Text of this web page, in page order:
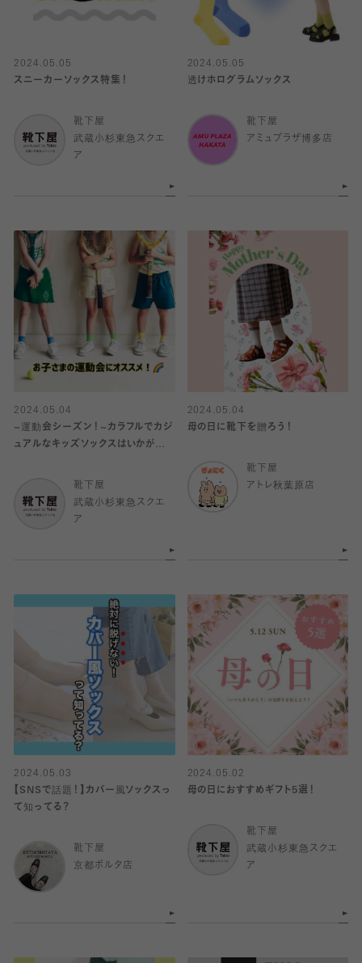
2024.05.05
スニーカーソックス特集！
靴下屋
武蔵小杉東急スクエ
ア
2024.05.05
透けホログラムソックス
靴下屋
アミュプラザ博多店
2024.05.04
~運動会シーズン！~カラフルでカジ
ュアルなキッズソックスはいかがでし
靴下屋
武蔵小杉東急スクエ
ア
2024.05.04
母の日に靴下を贈ろう！
靴下屋
アトレ秋葉原店
2024.05.03
【SNSで話題！】カバー風ソックスっ
て知ってる？
靴下屋
京都ポルタ店
2024.05.02
母の日におすすめギフト5選！
靴下屋
武蔵小杉東急スクエ
ア